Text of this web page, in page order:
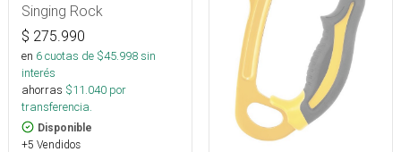
Singing Rock
$ 275.990
en 6cuotas de $45.998sin
interés
ahorras $11.040 por
transferencia.
Disponible
+5 Vendidos